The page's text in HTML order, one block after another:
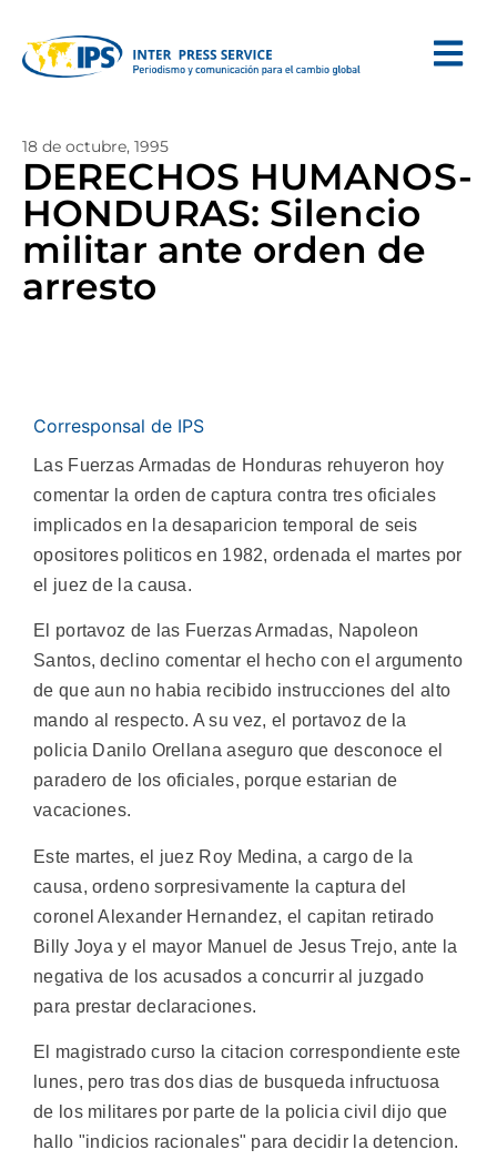
18 de octubre, 1995
DERECHOS HUMANOS-
HONDURAS: Silencio
militar ante orden de
arresto
Corresponsal de IPS
Las Fuerzas Armadas de Honduras rehuyeron hoy
comentar la orden de captura contra tres oficiales
implicados en la desaparicion temporal de seis
opositores politicos en 1982, ordenada el martes por
el juez de la causa.
El portavoz de las Fuerzas Armadas, Napoleon
Santos, declino comentar el hecho con el argumento
de que aun no habia recibido instrucciones del alto
mando al respecto. A su vez, el portavoz de la
policia Danilo Orellana aseguro que desconoce el
paradero de los oficiales, porque estarian de
vacaciones.
Este martes, el juez Roy Medina, a cargo de la
causa, ordeno sorpresivamente la captura del
coronel Alexander Hernandez, el capitan retirado
Billy Joya y el mayor Manuel de Jesus Trejo, ante la
negativa de los acusados a concurrir al juzgado
para prestar declaraciones.
El magistrado curso la citacion correspondiente este
lunes, pero tras dos dias de busqueda infructuosa
de los militares por parte de la policia civil dijo que
hallo "indicios racionales" para decidir la detencion.